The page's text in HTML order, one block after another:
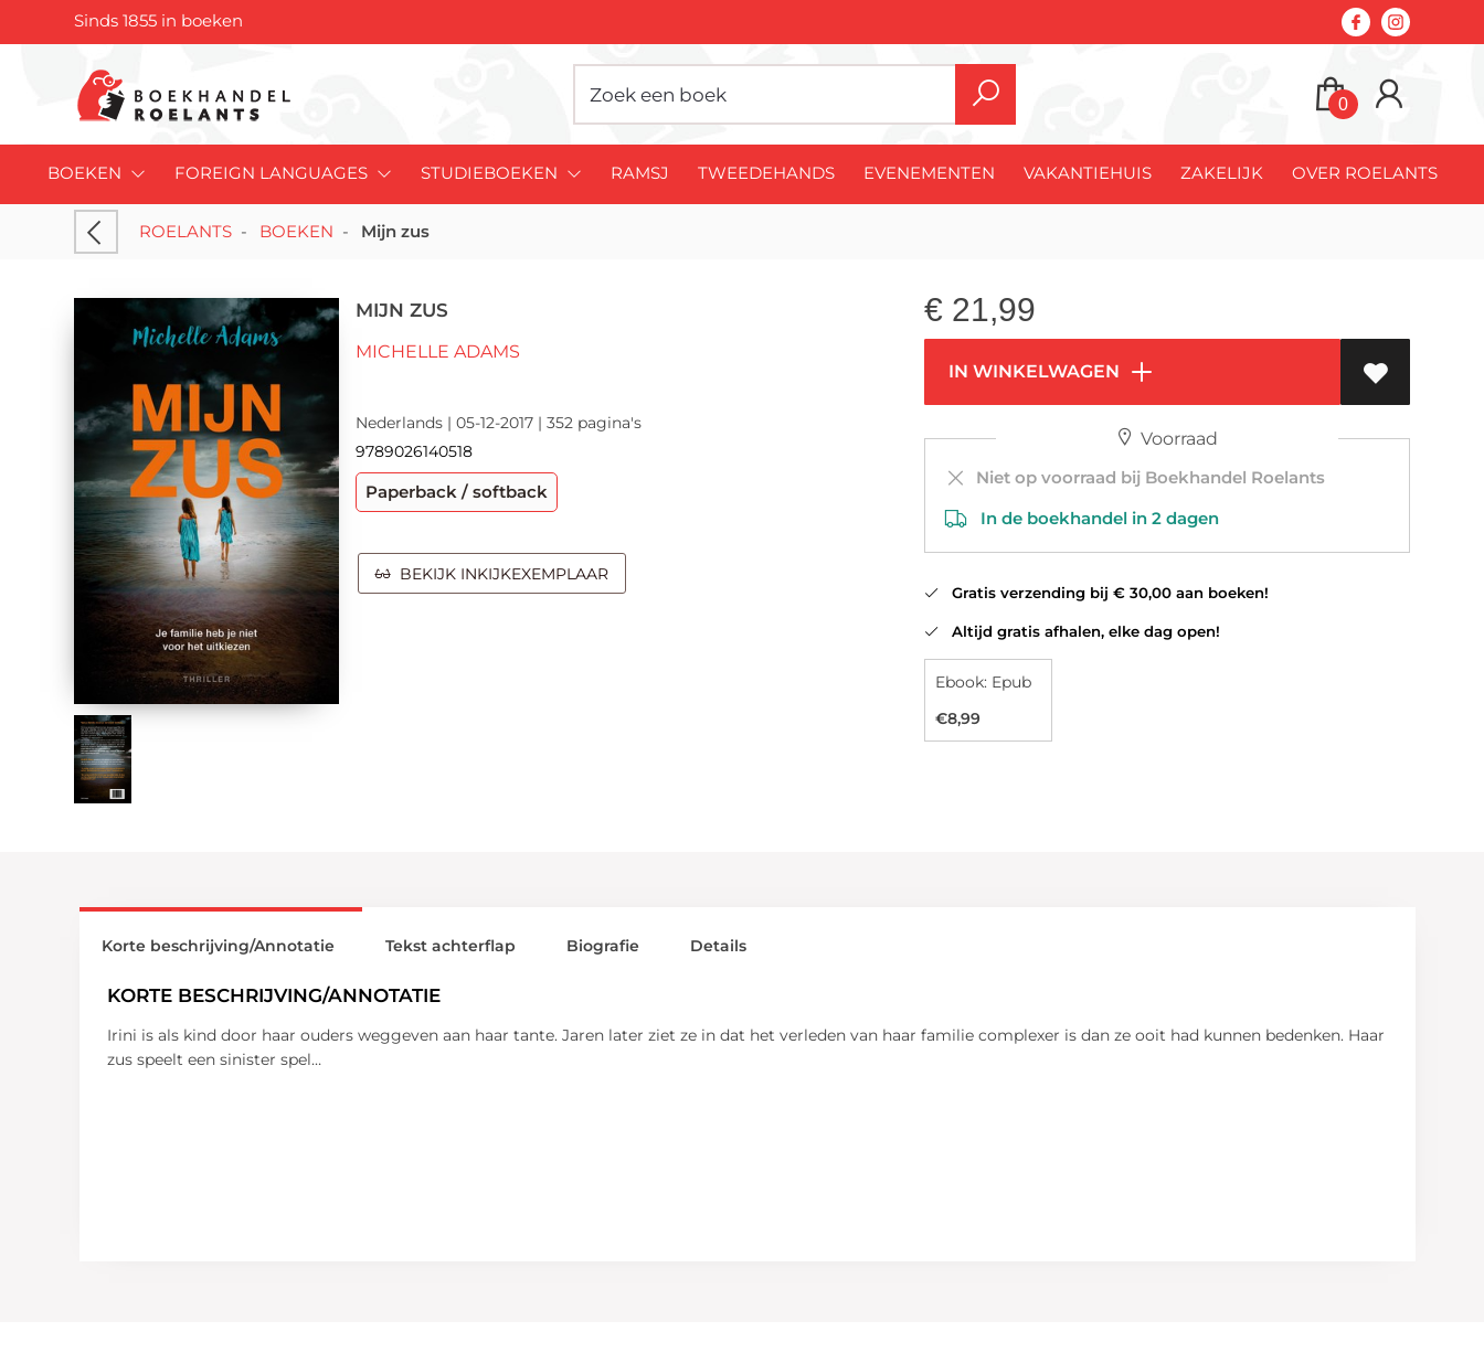
Sinds 1855 in boeken
0
BOEKEN FOREIGN LANGUAGES STUDIEBOEKEN RAMSJ TWEEDEHANDS EVENEMENTEN VAKANTIEHUIS ZAKELIJK OVER ROELANTS
ROELANTS - BOEKEN - Mijn zus
MIJN ZUS
MICHELLE ADAMS
Nederlands | 05-12-2017 | 352 pagina's
9789026140518
Paperback / softback
BEKIJK INKIJKEXEMPLAAR
€ 21,99
IN WINKELWAGEN
Voorraad
Niet op voorraad bij Boekhandel Roelants
In de boekhandel in 2 dagen
Gratis verzending bij € 30,00 aan boeken!
Altijd gratis afhalen, elke dag open!
Ebook: Epub
€8,99
Korte beschrijving/Annotatie
KORTE BESCHRIJVING/ANNOTATIE
Irini is als kind door haar ouders weggeven aan haar tante. Jaren later ziet ze in dat het verleden van haar familie complexer is dan ze ooit had kunnen bedenken. Haar
zus speelt een sinister spel…
Tekst achterflap Biografie Details